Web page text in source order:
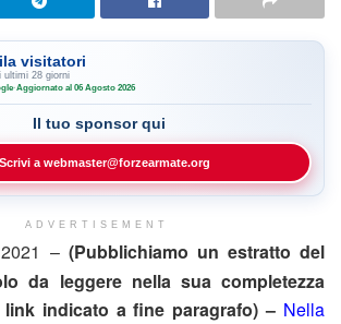
visitatori
ultimi 28 giorni
·Aggiornato al 06 Agosto 2026
Il tuo sponsor qui
a webmaster@forzearmate.org
ADVERTISEMENT
– (Pubblichiamo un estratto del
da leggere nella sua completezza
indicato a fine paragrafo) – Nella